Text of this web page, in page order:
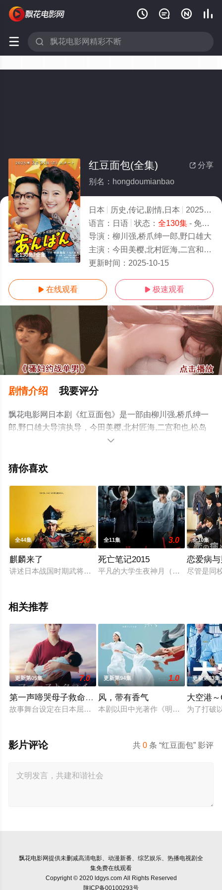
   
 
全130集/全集
 分享
红豆面包(全集)
别名：hongdoumianbao
日本 历史,传记,剧情,日本 2025
3.0
语言： 日语 状态： 全130集- 免费在线观看
导演： 柳川强,桥爪绅一郎,野口雄大
主演： 今田美樱,北村匠海,二宫和也,松岛菜菜子,加濑亮,江口德子,河合优实,原菜乃华,吉田钢太郎,细田佳央太,竹野内丰,中泽元纪,高桥文哉,志田
更新时间： 2025-10-15
 在线观看  极速观看
剧情介绍 我要评分
飘花电影网日本剧《红豆面包》是一部由柳川强,桥爪绅一
郎,野口雄大导演执导，今田美樱,北村匠海,二宫和也,松岛
菜菜子,加濑亮,江口德子,河合优实,原菜乃华,吉田钢太郎,细
阿部隆史等演员精彩演绎的日本电视剧，大结局剧情已揭
集就上飘花影院，热播电视剧提前免费观看，更多剧情信
息可移步至豆瓣电视剧、电视猫或剧情网等平台了解。

猜你喜欢
全44集 3.0
麒麟来了
讲述日本战国时期武将明智光秀从美浓走出，逐步成长为麒麟，
全11集 3.0
死亡笔记2015
平凡的大学生夜神月（洼田正孝饰）
全10集
恋爱病
尽管是同
相关推荐
更新第05集 7.0
第一声啼哭母子救命急救班
故事舞台设定在日本屈指可数的顶级豪华医院“圣菲奥娜医院”
更新第94集 1.0
风，带有香气
本剧以田中光著作《明治的南丁格尔
更新第03集
大空港
为了打破
共0 条 “红豆面包” 影评
影片评论
飘花电影网提供未删减高清电影、动漫新番、综艺娱乐、热播电视剧全
集免费在线观看
Copyright © 2020 ldgys.com All Rights Reserved
陕ICP备00100293号